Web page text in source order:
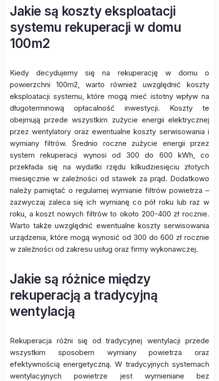
Jakie są koszty eksploatacji
systemu rekuperacji w domu
100m2
Kiedy decydujemy się na rekuperację w domu o
powierzchni 100m2, warto również uwzględnić koszty
eksploatacji systemu, które mogą mieć istotny wpływ na
długoterminową opłacalność inwestycji. Koszty te
obejmują przede wszystkim zużycie energii elektrycznej
przez wentylatory oraz ewentualne koszty serwisowania i
wymiany filtrów. Średnio roczne zużycie energii przez
system rekuperacji wynosi od 300 do 600 kWh, co
przekłada się na wydatki rzędu kilkudziesięciu złotych
miesięcznie w zależności od stawek za prąd. Dodatkowo
należy pamiętać o regularnej wymianie filtrów powietrza –
zazwyczaj zaleca się ich wymianę co pół roku lub raz w
roku, a koszt nowych filtrów to około 200-400 zł rocznie.
Warto także uwzględnić ewentualne koszty serwisowania
urządzenia, które mogą wynosić od 300 do 600 zł rocznie
w zależności od zakresu usług oraz firmy wykonawczej.
Jakie są różnice między
rekuperacją a tradycyjną
wentylacją
Rekuperacja różni się od tradycyjnej wentylacji przede
wszystkim sposobem wymiany powietrza oraz
efektywnością energetyczną. W tradycyjnych systemach
wentylacyjnych powietrze jest wymieniane bez